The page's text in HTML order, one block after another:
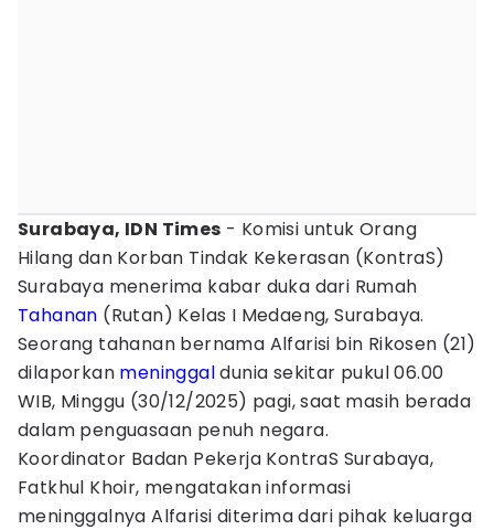
Surabaya, IDN Times - Komisi untuk Orang
Hilang dan Korban Tindak Kekerasan (KontraS)
Surabaya menerima kabar duka dari Rumah
Tahanan (Rutan) Kelas I Medaeng, Surabaya.
Seorang tahanan bernama Alfarisi bin Rikosen (21)
dilaporkan meninggaldunia sekitar pukul 06.00
WIB, Minggu (30/12/2025) pagi, saat masih berada
dalam penguasaan penuh negara.
Koordinator Badan Pekerja KontraS Surabaya,
Fatkhul Khoir, mengatakan informasi
meninggalnya Alfarisi diterima dari pihak keluarga